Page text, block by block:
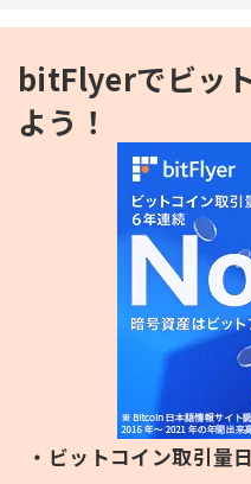
bitFlyerでビッ
よう！
・ビットコイン取引